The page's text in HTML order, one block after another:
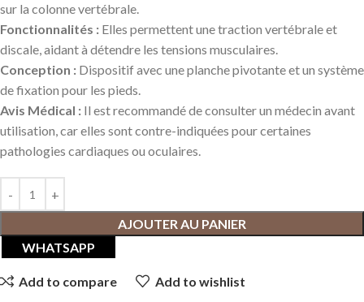
sur la colonne vertébrale.
Fonctionnalités : Elles permettent une traction vertébrale et
discale, aidant à détendre les tensions musculaires.
Conception : Dispositif avec une planche pivotante et un système
de fixation pour les pieds.
Avis Médical : Il est recommandé de consulter un médecin avant
utilisation, car elles sont contre-indiquées pour certaines
pathologies cardiaques ou oculaires.
AJOUTER AU PANIER
WHATSAPP
Add to compare
Add to wishlist